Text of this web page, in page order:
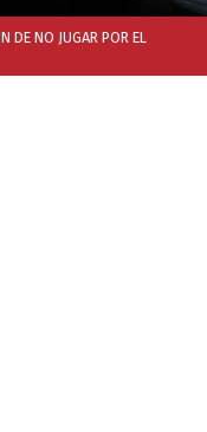
DE NO JUGAR POR EL